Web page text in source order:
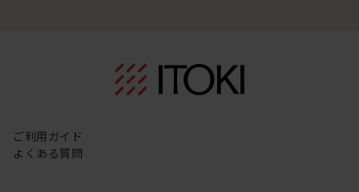
ご利用ガイド
よくある質問